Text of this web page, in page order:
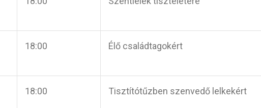
18:00 Élő családtagokért
18:00 Tisztítótűzben szenvedő lelkekért